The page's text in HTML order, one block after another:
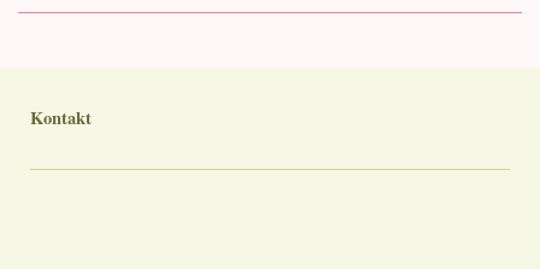
Kontakt